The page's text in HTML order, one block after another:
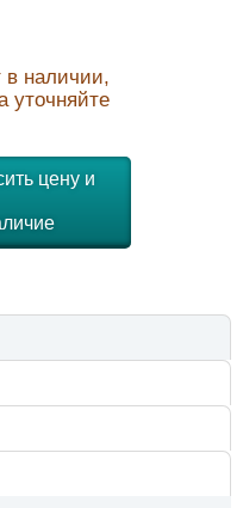
в наличии,
уточняйте
цену и